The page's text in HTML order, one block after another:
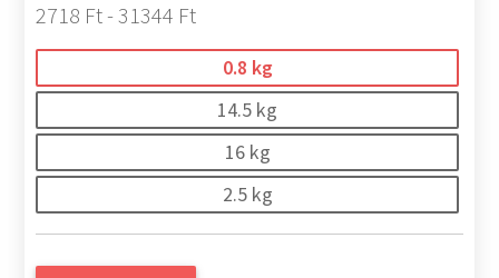
2718 Ft - 31344 Ft
0.8 kg
14.5 kg
16 kg
2.5 kg